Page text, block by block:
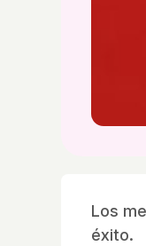
Los
éxito.